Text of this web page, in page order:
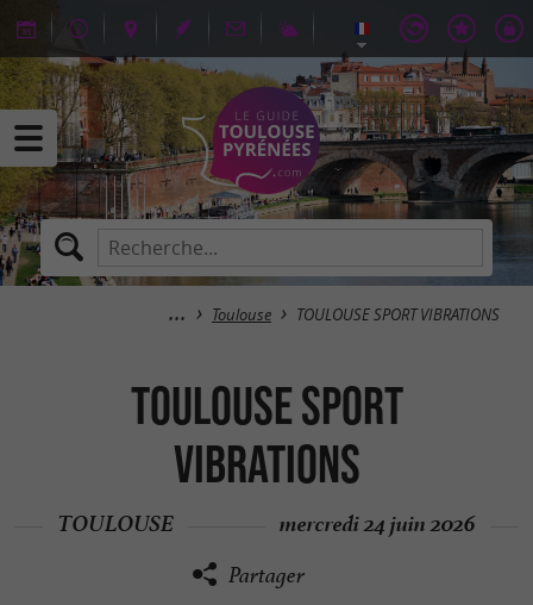
Toulouse TOULOUSE SPORT VIBRATIONS
TOULOUSE SPORT
VIBRATIONS
TOULOUSE mercredi 24 juin 2026
Partager